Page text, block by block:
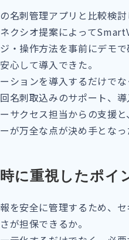
名刺管理アプリと比較検
クシオ提案によって
・操作方法を事前にデモ
心して導入できた。
ションを導入するだけで
名刺取込みのサポート、
サクセス担当からの支援と
が万全な点が決め手となっ
に重視したポイ
を安全に管理するため、セ
が担保できるか。